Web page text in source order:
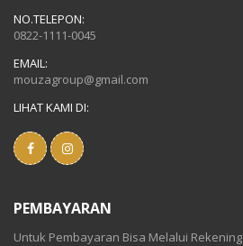
NO.TELEPON:
0822-1111-0045
EMAIL:
mouzagroup@gmail.com
LIHAT KAMI DI:
PEMBAYARAN
Untuk Pembayaran Bisa Melalui Rekening